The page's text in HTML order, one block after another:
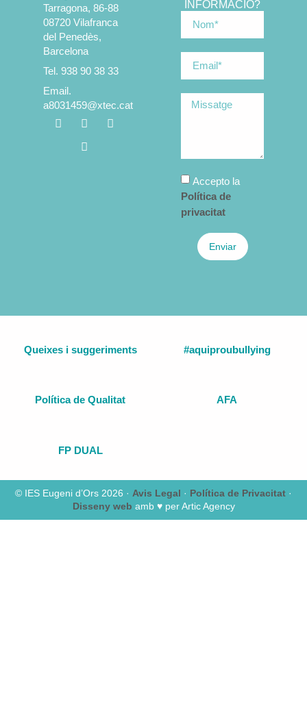
Tarragona, 86-88
08720 Vilafranca
del Penedès,
Barcelona
Tel. 938 90 38 33
Email.
a8031459@xtec.cat
INFORMACIÓ?
Accepto la
Política de
privacitat
Enviar
Queixes i suggeriments #aquiproubullying
Política de Qualitat AFA
FP DUAL
© IES Eugeni d’Ors 2026 · Avis Legal · Política de Privacitat ·
Disseny web amb ♥️ per Artic Agency